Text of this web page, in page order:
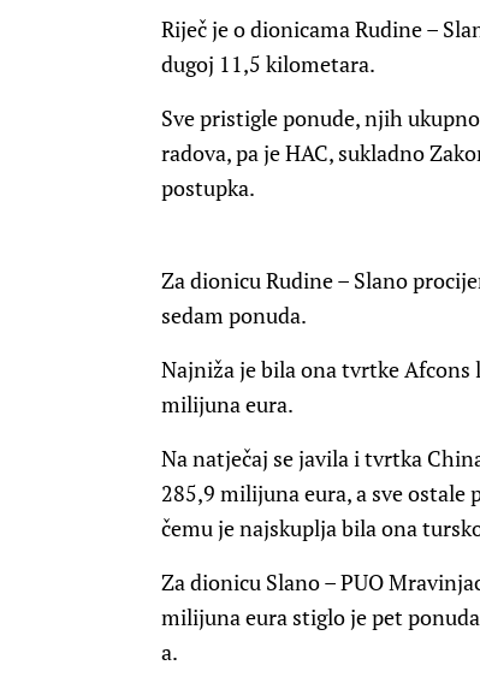
Riječ je o dionicama Rudine –
dugoj 11,5 kilometara.
Sve pristigle ponude, njih
radova, pa je HAC, sukladno
postupka.
Za dionicu Rudine – Slano
sedam ponuda.
Najniža je bila ona tvrtke
milijuna eura.
Na natječaj se javila i tvrtka
285,9 milijuna eura, a sve
čemu je najskuplja bila ona
Za dionicu Slano – PUO
milijuna eura stiglo je pet
a.